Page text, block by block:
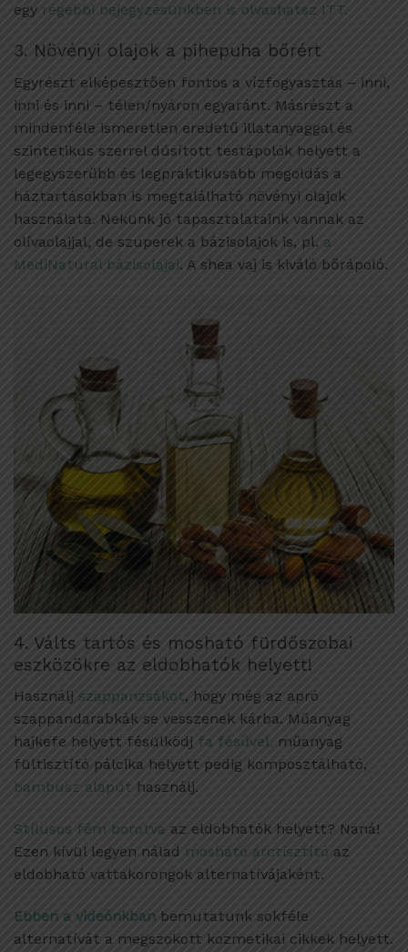
egy régebbi bejegyzésünkben is olvashatsz ITT.
3. Növényi olajok a pihepuha bőrért
Egyrészt elképesztően fontos a vízfogyasztás – inni,
inni és inni – télen/nyáron egyaránt. Másrészt a
mindenféle ismeretlen eredetű illatanyaggal és
szintetikus szerrel dúsított testápolók helyett a
legegyszerűbb és legpraktikusabb megoldás a
háztartásokban is megtalálható növényi olajok
használata. Nekünk jó tapasztalataink vannak az
olívaolajjal, de szuperek a bázisolajok is, pl. a
MediNatural bázisolajai. A shea vaj is kiváló bőrápoló.
4. Válts tartós és mosható fürdőszobai
eszközökre az eldobhatók helyett!
Használj szappanzsákot, hogy még az apró
szappandarabkák se vesszenek kárba. Műanyag
hajkefe helyett fésülködj fa fésűvel, műanyag
fültisztító pálcika helyett pedig komposztálható,
bambusz alapút használj.
Stílusos fém borotva az eldobhatók helyett? Naná!
Ezen kívül legyen nálad mosható arctisztító az
eldobható vattakorongok alternatívájaként.
Ebben a videónkban bemutatunk sokféle
alternatívát a megszokott kozmetikai cikkek helyett.